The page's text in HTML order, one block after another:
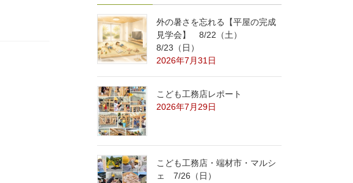
外の暑さを忘れる【平屋の完成
見学会】 8/22（土）
8/23（日）
2026年7月31日
こども工務店レポート
2026年7月29日
こども工務店・端材市・マルシ
ェ 7/26（日）